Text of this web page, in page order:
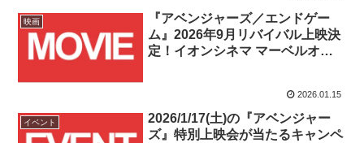
映画
『アベンジャーズ／エンドゲー
ム』2026年9月リバイバル上映決
定！イオンシネマ マーベルオリ
2026.01.15
イベント
2026/1/17(土)の『アベンジャー
ズ』特別上映会が当たるキャンペ